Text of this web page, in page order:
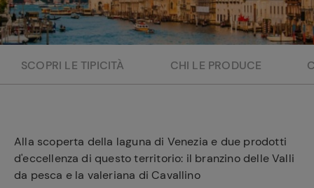
ricetta
il
SCOPRI LE TIPICITÀ CHI LE PRODUCE
Alla scoperta della laguna di Venezia e due prodotti
d'eccellenza di questo territorio: il branzino delle Valli
da pesca e la valeriana di Cavallino